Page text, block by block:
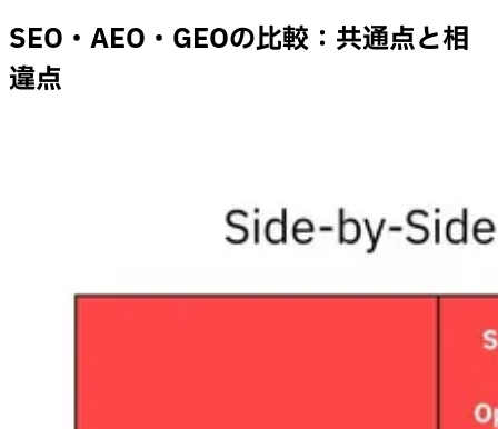
SEO・AEO・GEOの比較：共通点と相
違点